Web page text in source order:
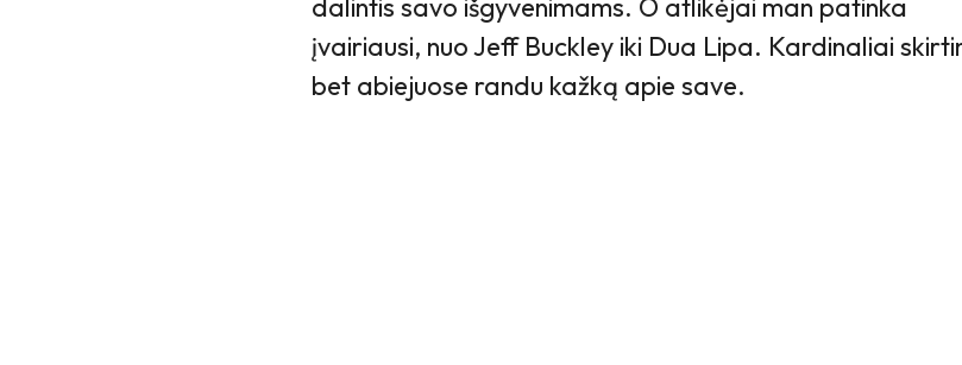
dalintis savo išgyvenimams. O atlikėjai man patinka
įvairiausi, nuo Jeff Buckley iki Dua Lipa. Kardinaliai
bet abiejuose randu kažką apie save.